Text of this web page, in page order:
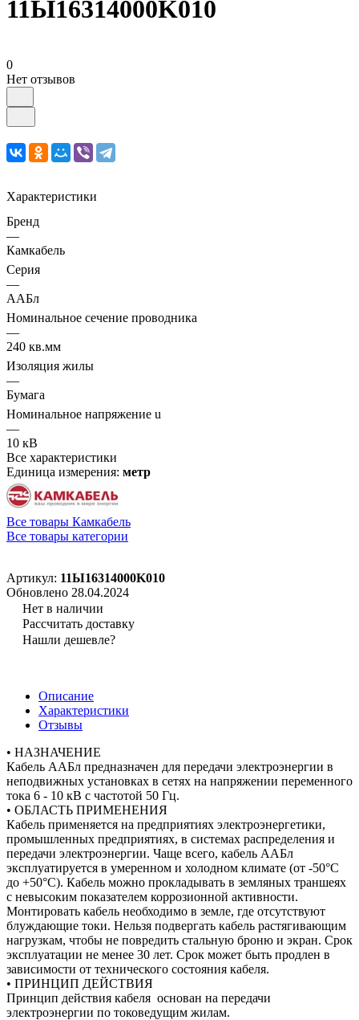
11Ы16314000K010
0
Нет отзывов
Характеристики
Бренд
—
Камкабель
Серия
—
ААБл
Номинальное сечение проводника
—
240 кв.мм
Изоляция жилы
—
Бумага
Номинальное напряжение u
—
10 кВ
Все характеристики
Единица измерения: метр
Все товары Камкабель
Все товары категории
Артикул: 11Ы16314000K010
Обновлено 28.04.2024
Нет в наличии
Рассчитать доставку
Нашли дешевле?
Описание
Характеристики
Отзывы
• НАЗНАЧЕНИЕ
Кабель ААБл предназначен для передачи электроэнергии в
неподвижных установках в сетях на напряжении переменного
тока 6 - 10 кВ с частотой 50 Гц.
• ОБЛАСТЬ ПРИМЕНЕНИЯ
Кабель применяется на предприятиях электроэнергетики,
промышленных предприятиях, в системах распределения и
передачи электроэнергии. Чаще всего, кабель ААБл
эксплуатируется в умеренном и холодном климате (от -50°С
до +50°С). Кабель можно прокладывать в земляных траншеях
с невысоким показателем коррозионной активности.
Монтировать кабель необходимо в земле, где отсутствуют
блуждающие токи. Нельзя подвергать кабель растягивающим
нагрузкам, чтобы не повредить стальную броню и экран. Срок
эксплуатации не менее 30 лет. Срок может быть продлен в
зависимости от технического состояния кабеля.
• ПРИНЦИП ДЕЙСТВИЯ
Принцип действия кабеля основан на передачи
электроэнергии по токоведущим жилам.